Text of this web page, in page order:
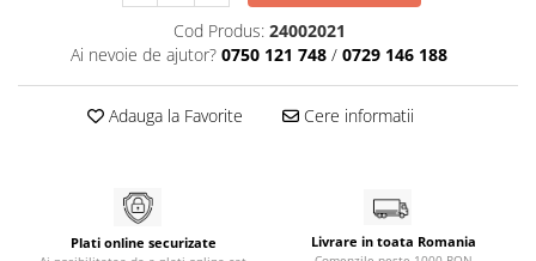
Cod Produs: 24002021
Ai nevoie de ajutor? 0750 121 748 / 0729 146 188
Adauga la Favorite Cere informatii
Plati online securizate Livrare in toata Romania